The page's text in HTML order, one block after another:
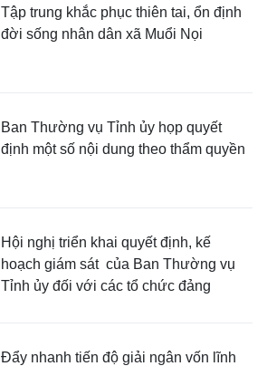
Tập trung khắc phục thiên tai, ổn định
đời sống nhân dân xã Muổi Nọi
Ban Thường vụ Tỉnh ủy họp quyết
định một số nội dung theo thẩm quyền
Hội nghị triển khai quyết định, kế
hoạch giám sát của Ban Thường vụ
Tỉnh ủy đối với các tổ chức đảng
Đẩy nhanh tiến độ giải ngân vốn lĩnh